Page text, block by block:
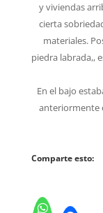
y viviendas
cierta
materiales.
piedra labrada,,
En el bajo
anteriormente
Comparte esto: